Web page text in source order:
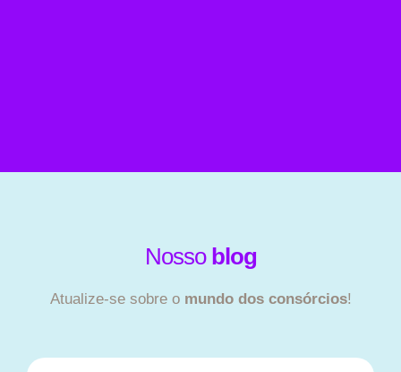
Nosso blog
Atualize-se sobre o mundo dos consórcios!